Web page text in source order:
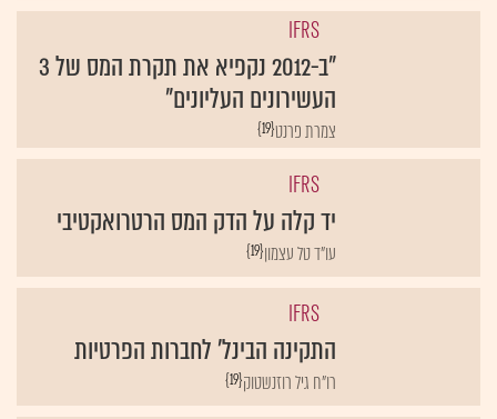
IFRS
"ב-2012 נקפיא את תקרת המס של 3
העשירונים העליונים"
{19}צמרת פרנט
IFRS
יד קלה על הדק המס הרטרואקטיבי
{19}עו"ד טל עצמון
IFRS
התקינה הבינל' לחברות הפרטיות
{19}רו"ח גיל רוזנשטוק